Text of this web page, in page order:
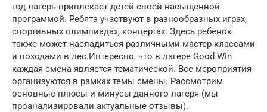
год лагерь привлекает детей своей насыщенной
программой. Ребята участвуют в разнообразных играх,
спортивных олимпиадах, концертах. Здесь ребёнок
также может насладиться различными мастер-классами
и походами в лес.Интересно, что в лагере Good Win
каждая смена является тематической. Все мероприятия
организуются в рамках темы смены. Рассмотрим
основные плюсы и минусы данного лагеря (мы
проанализировали актуальные отзывы).